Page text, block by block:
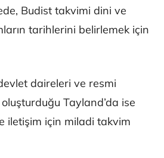
Budist takvimi dini ve
tarihlerini belirlemek için
daireleri ve resmi
Tayland’da ise
iletişim için miladi takvim